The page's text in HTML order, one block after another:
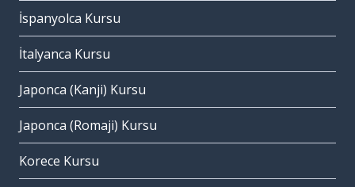
İspanyolca Kursu
İtalyanca Kursu
Japonca (Kanji) Kursu
Japonca (Romaji) Kursu
Korece Kursu